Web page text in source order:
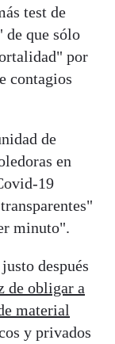
test de
de que sólo
por
contagios
de
en
19
minuto".
después
de obligar a
material
y privados